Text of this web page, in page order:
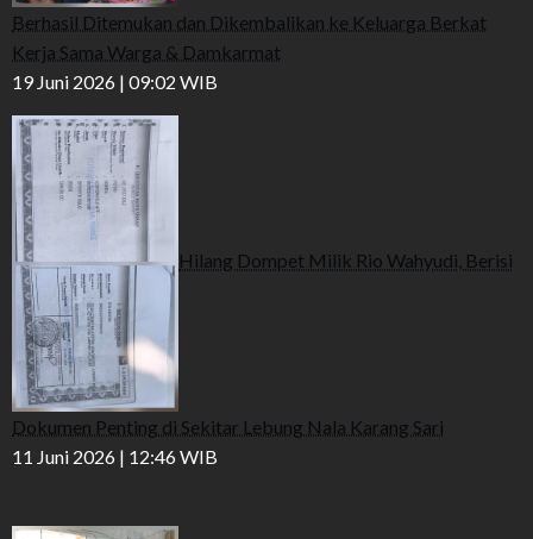
Berhasil Ditemukan dan Dikembalikan ke Keluarga Berkat
Kerja Sama Warga & Damkarmat
19 Juni 2026 | 09:02 WIB
Hilang Dompet Milik Rio Wahyudi, Berisi
Dokumen Penting di Sekitar Lebung Nala Karang Sari
11 Juni 2026 | 12:46 WIB